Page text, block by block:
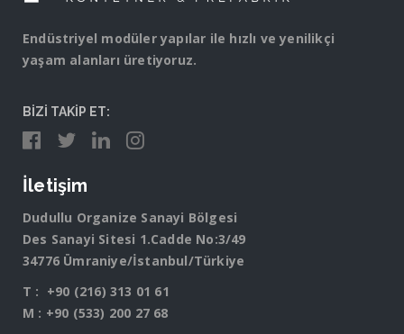
Endüstriyel modüler yapılar ile hızlı ve yenilikçi
yaşam alanları üretiyoruz.
BİZİ TAKİP ET:
İletişim
Dudullu Organize Sanayi Bölgesi
Des Sanayi Sitesi 1.Cadde No:3/49
34776 Ümraniye/İstanbul/Türkiye
T : +90 (216) 313 01 61
M : +90 (533) 200 27 68